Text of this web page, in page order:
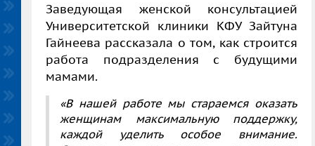
Заведующая женской консультацией
Университетской клиники КФУ Зайтуна
Гайнеева рассказала о том, как строится
работа подразделения с будущими
мамами.
«В нашей работе мы стараемся оказать
женщинам максимальную поддержку,
каждой уделить особое внимание.